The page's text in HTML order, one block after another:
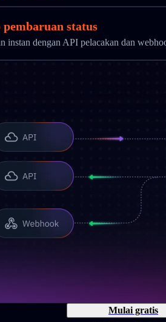
status
instan dengan API pelacakan dan
Mulai gratis